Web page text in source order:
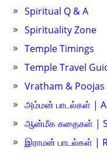
Spiritual Q & A
Spirituality Zone
Temple Timings
Temple Travel
Vratham & Poojas
அம்மன் பாடல்கள் |
ஆன்மீக கதைகள் |
இராமன் பாடல்கள் |